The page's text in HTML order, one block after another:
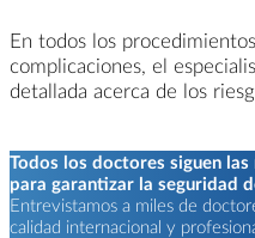
En todos los
complicaciones, el
detallada acerca de los
Todos los doctores siguen
para garantizar la seguridad
Entrevistamos a miles de
calidad internacional y